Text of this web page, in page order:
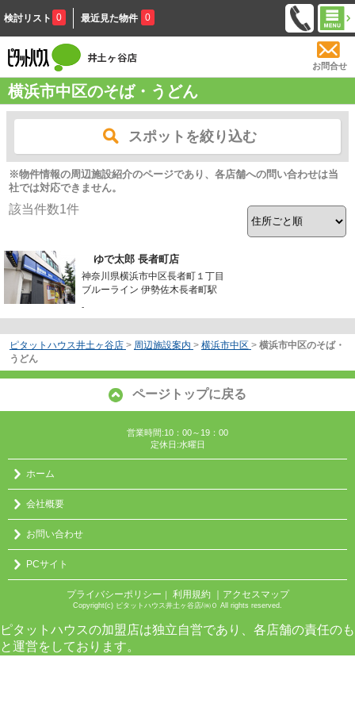
検討リスト 0 最近見た物件 0
お問合せ
横浜市中区のそば・うどん
スポットを絞り込む
※物件情報の周辺施設紹介のページであり、各店舗への問い合わせは当
社では対応できません。
該当件数1件
ゆで太郎 長者町店
神奈川県横浜市中区長者町１丁目
ブルーライン 伊勢佐木長者町駅
-
ピタットハウス井土ヶ谷店 > 周辺施設案内 > 横浜市中区 > 横浜市中区のそば・
うどん
ページトップに戻る
営業時間:10：00～19：00
定休日:水曜日
ホーム
会社概要
お問い合わせ
PCサイト
プライバシーポリシー ｜ 利用規約 ｜アクセスマップ
Copyright(c) ピタットハウス井土ヶ谷店/㈱０ All rights reserved.
ピタットハウスの加盟店は独立自営であり、各店舗の責任のも
と運営をしております。